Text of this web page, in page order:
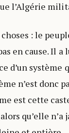
l’Algérie
: le
en cause. Il
d’un
n’est donc
est cette
qu’elle